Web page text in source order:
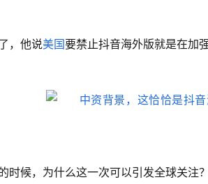
，他说美国要禁止抖音海外版就是在加
时候，为什么这一次可以引发全球关注